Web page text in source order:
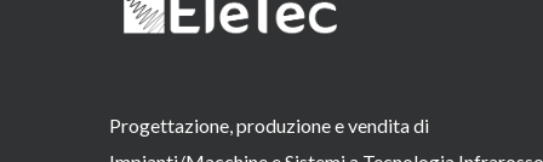
Progettazione, produzione e vendita di